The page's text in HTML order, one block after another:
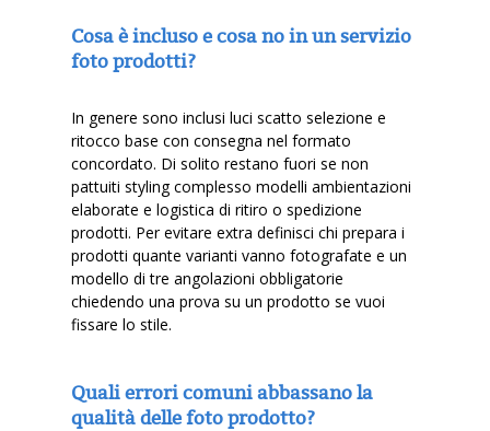
Cosa è incluso e cosa no in un servizio
foto prodotti?
In genere sono inclusi luci scatto selezione e
ritocco base con consegna nel formato
concordato. Di solito restano fuori se non
pattuiti styling complesso modelli ambientazioni
elaborate e logistica di ritiro o spedizione
prodotti. Per evitare extra definisci chi prepara i
prodotti quante varianti vanno fotografate e un
modello di tre angolazioni obbligatorie
chiedendo una prova su un prodotto se vuoi
fissare lo stile.
Quali errori comuni abbassano la
qualità delle foto prodotto?